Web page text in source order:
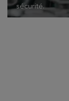
sécurité.